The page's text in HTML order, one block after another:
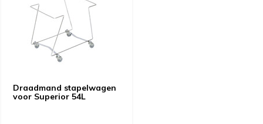
Draadmand stapelwagen
voor Superior 54L